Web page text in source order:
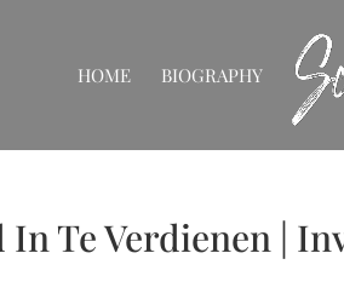
HOME BIOGRAPHY
In Te Verdienen |